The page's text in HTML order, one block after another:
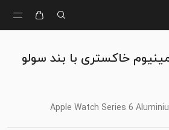
سری 6 آلومینیوم خاکستری با بند سولو